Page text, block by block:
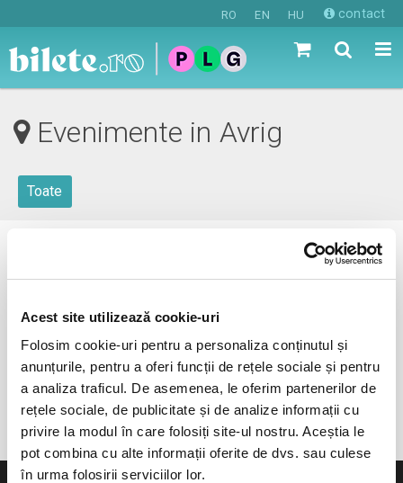
Acest site utilizează cookie-uri
Folosim cookie-uri pentru a personaliza conținutul și
anunțurile, pentru a oferi funcții de rețele sociale și pentru
a analiza traficul. De asemenea, le oferim partenerilor de
rețele sociale, de publicitate și de analize informații cu
privire la modul în care folosiți site-ul nostru. Aceștia le
pot combina cu alte informații oferite de dvs. sau culese
în urma folosirii serviciilor lor.
RO EN HU contact
Evenimente in Avrig
Toate
0 evenimente in viitorul apropiat
anunta-ma pe email cand apare urmatorul eveniment la
Avrig